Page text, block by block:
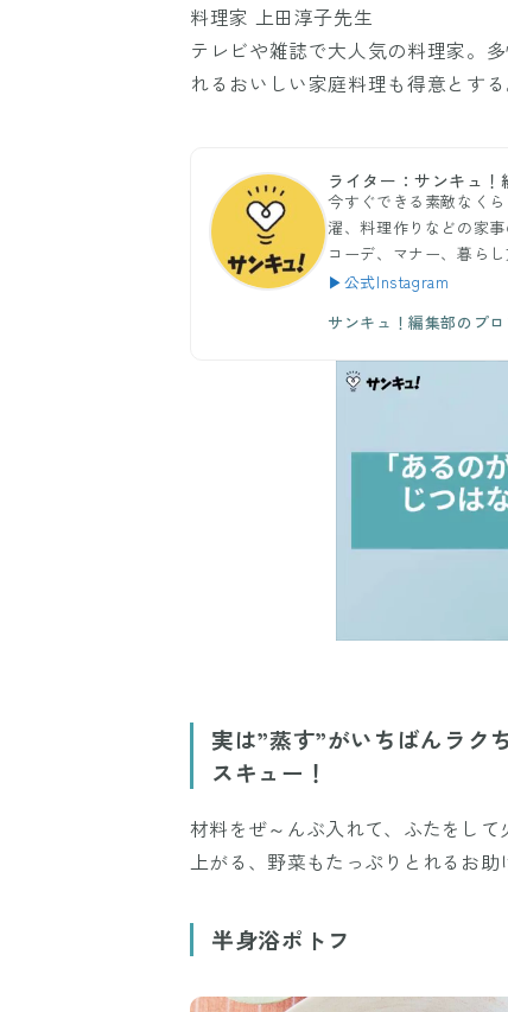
料理家 上田淳子先生
テレビや雑誌で大人気の料理家。
れるおいしい家庭料理も得意とする
ライター：サンキュ！
今すぐできる素敵なく
濯、料理作りなどの家
コーデ、マナー、暮ら
▶公式Instagram
サンキュ！編集部のプ
実は”蒸す”がいちばんラク
スキュー！
材料をぜ～んぶ入れて、ふたをし
上がる、野菜もたっぷりとれるお助
半身浴ポトフ